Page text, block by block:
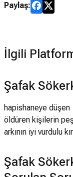
Paylaş:
İlgili
Şafak
hapishaneye düşen
öldüren kişilerin
arkının iyi vurdulu
Şafak